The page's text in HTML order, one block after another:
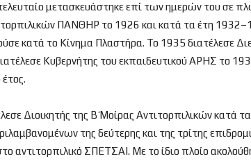
μετασκευάστηκε επί των ημερών του σε
ΠΑΝΘΗΡ το 1926 και κατά τα έτη
κατά το Κίνημα Πλαστήρα. Το 1935 διατέλεσε
Κυβερνήτης του εκπαιδευτικού ΑΡΗΣ το
Διοικητής της Β΄ Μοίρας Αντιτορπιλικών
της δεύτερης και της τρίτης
αντιτορπιλικό ΣΠΕΤΣΑΙ. Με το ίδιο πλοίο